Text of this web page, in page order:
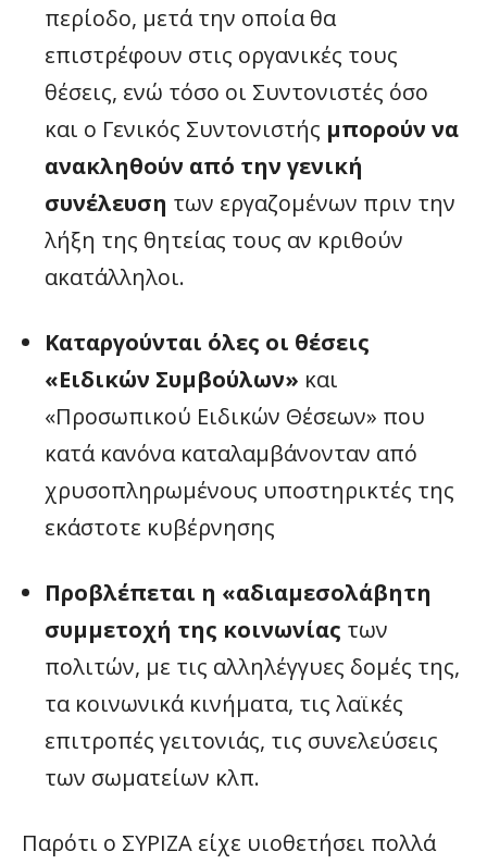
περίοδο, μετά την οποία θα
επιστρέφουν στις οργανικές τους
θέσεις, ενώ τόσο οι Συντονιστές όσο
και ο Γενικός Συντονιστής μπορούν να
ανακληθούν από την γενική
συνέλευση των εργαζομένων πριν την
λήξη της θητείας τους αν κριθούν
ακατάλληλοι.
Καταργούνται όλες οι θέσεις
«Ειδικών Συμβούλων» και
«Προσωπικού Ειδικών Θέσεων» που
κατά κανόνα καταλαμβάνονταν από
χρυσοπληρωμένους υποστηρικτές της
εκάστοτε κυβέρνησης
Προβλέπεται η «αδιαμεσολάβητη
συμμετοχή της κοινωνίας των
πολιτών, με τις αλληλέγγυες δομές της,
τα κοινωνικά κινήματα, τις λαϊκές
επιτροπές γειτονιάς, τις συνελεύσεις
των σωματείων κλπ.
Παρότι ο ΣΥΡΙΖΑ είχε υιοθετήσει πολλά